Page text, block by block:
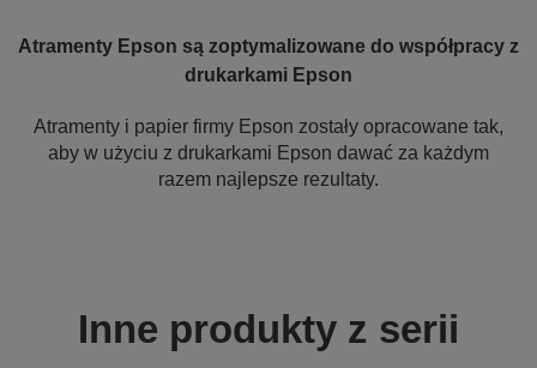
Atramenty Epson są zoptymalizowane do współpracy z
drukarkami Epson
Atramenty i papier firmy Epson zostały opracowane tak,
aby w użyciu z drukarkami Epson dawać za każdym
razem najlepsze rezultaty.
Inne produkty z serii